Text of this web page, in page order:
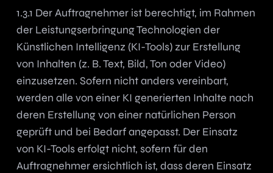
1.3.1 Der Auftragnehmer ist berechtigt, im Rahmen
der Leistungserbringung Technologien der
Künstlichen Intelligenz (KI-Tools) zur Erstellung
von Inhalten (z. B. Text, Bild, Ton oder Video)
einzusetzen. Sofern nicht anders vereinbart,
werden alle von einer KI generierten Inhalte nach
deren Erstellung von einer natürlichen Person
geprüft und bei Bedarf angepasst. Der Einsatz
von KI-Tools erfolgt nicht, sofern für den
Auftragnehmer ersichtlich ist, dass deren Einsatz